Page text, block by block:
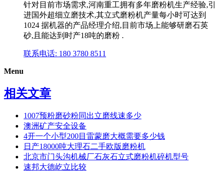
针对目前市场需求,河南重工拥有多年磨粉机生产经验,引
进国外超细立磨技术,其立式磨粉机产量每小时可达到
1024 据机器的产品经理介绍,目前市场上能够研磨石英
砂,且能达到时产18吨的磨粉 .
联系电话: 180 3780 8511
Menu
相关文章
1007预粉磨砂粉同出立磨线速多少
澳洲矿产安全设备
4开一个小型200目雷蒙磨大概需要多少钱
日产18000吨大理石二手欧版磨粉机
北京市门头沟机械厂石灰石立式磨粉机碎机型号
速邦大德屹立比较